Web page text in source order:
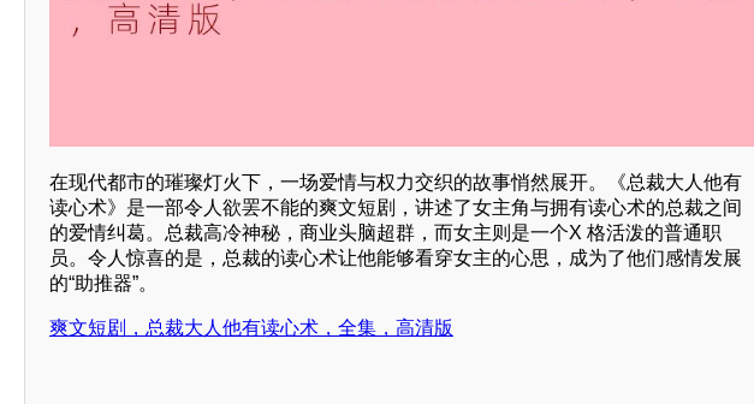
在现代都市的璀璨灯火下，一场爱情与权力交织的故事悄然展开。《总裁大人他有
读心术》是一部令人欲罢不能的爽文短剧，讲述了女主角与拥有读心术的总裁之间
的爱情纠葛。总裁高冷神秘，商业头脑超群，而女主则是一个X 格活泼的普通职
员。令人惊喜的是，总裁的读心术让他能够看穿女主的心思，成为了他们感情发展
的“助推器”。
爽文短剧，总裁大人他有读心术，全集，高清版